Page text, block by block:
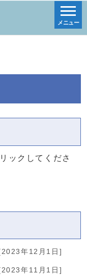
メニュー
ックしてくださ
年12月1日]
年11月1日]